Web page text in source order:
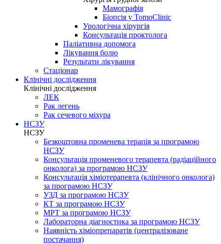
Мамографія
Біопсія у TomoClinic
Урологічна хірургія
Консультація проктолога
Паліативна допомога
Лікування болю
Результати лікування
Стаціонар
Клінічні дослідження
Клінічні дослідження
ЛЕК
Рак легень
Рак сечевого міхура
НСЗУ
НСЗУ
Безкоштовна променева терапія за програмою
НСЗУ
Консультація променевого терапевта (радіаційного
онколога) за програмою НСЗУ
Консультація хіміотерапевта (клінічного онколога)
за програмою НСЗУ
УЗД за програмою НСЗУ
КТ за програмою НСЗУ
МРТ за програмою НСЗУ
Лабораторна діагностика за програмою НСЗУ
Наявність хіміопрепаратів (централізоване
постачання)